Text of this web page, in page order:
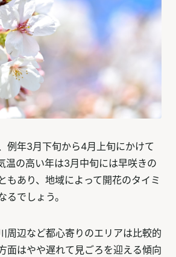
例年3月下旬から4月上旬にかけて
温の高い年は3月中旬には早咲きの
もあり、地域によって開花のタイミ
るでしょう。
周辺など都心寄りのエリアは比較的
面はやや遅れて見ごろを迎える傾向